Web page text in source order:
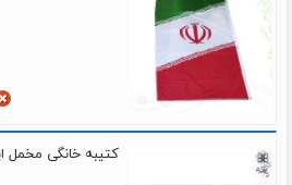
کتیبه خانگی مخمل